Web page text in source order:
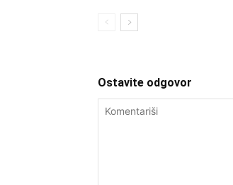
Ostavite odgovor